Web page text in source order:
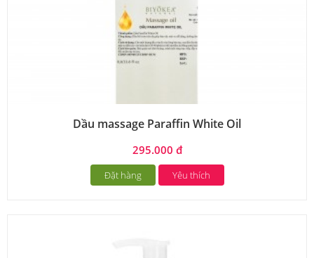
Dầu massage Paraffin White Oil
295.000 đ
Đặt hàng Yêu thích